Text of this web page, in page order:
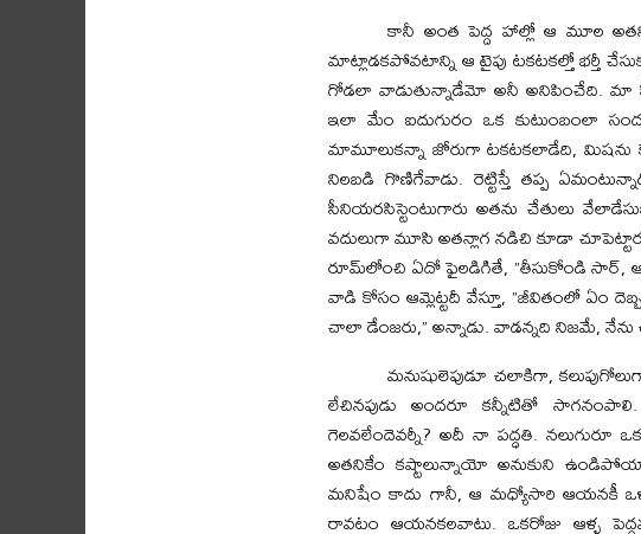
కానీ అంత పెద్ద హాల్లో ఆ మూల
మాట్లాడకపోవటాన్ని ఆ టైపు టకటకల్తో భర్తీ
గోడలా వాడుతున్నాడేమో అనీ అనిపించేది. మా
ఇలా మేం ఐదుగురం ఒక కుటుంబంలా
మామూలుకన్నా జోరుగా టకటకలాడేది, మిషను
నిలబడి గొణిగేవాడు. రెట్టిస్తే తప్ప
సీనియరసిస్టెంటుగారు అతను చేతులు
వదులుగా మూసి అతన్లాగ నడిచి కూడా
రూమ్‌లోంచి ఏదో ఫైలడిగితే, ”తీసుకోండి సార్‌, ఆ
వాడి కోసం ఆమ్లెట్టదీ వేస్తూ, ”జీవితంలో ఏం
చాలా డేంజరు,” అన్నాడు. వాడన్నది నిజమే, నేను
మనుషులెపుడూ చలాకిగా,
లేచినపుడు అందరూ కన్నీటితో
గెలవలేందెవర్నీ? అదీ నా పద్ధతి.
అతనికేం కష్టాలున్నాయో అనుకుని
మనిషేం కాదు గానీ, ఆ మధ్యోసారి ఆయనకీ
రావటం ఆయనకలవాటు. ఒకరోజు ఆళ్ళ